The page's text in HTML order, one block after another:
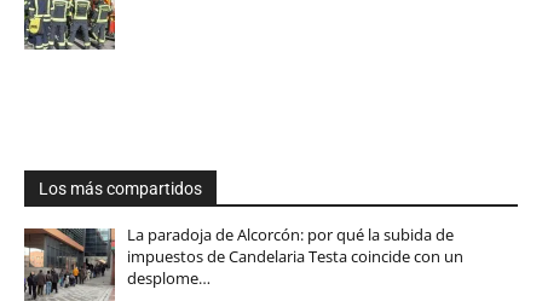
Los más compartidos
La paradoja de Alcorcón: por qué la subida de
impuestos de Candelaria Testa coincide con un
desplome…